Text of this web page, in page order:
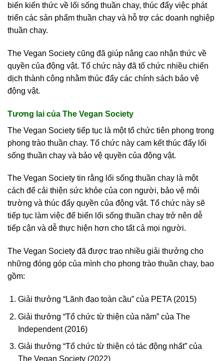
biến kiến thức về lối sống thuần chay, thúc đẩy việc phát
triển các sản phẩm thuần chay và hỗ trợ các doanh nghiệp
thuần chay.
The Vegan Society cũng đã giúp nâng cao nhận thức về
quyền của động vật. Tổ chức này đã tổ chức nhiều chiến
dịch thành công nhằm thúc đẩy các chính sách bảo vệ
động vật.
Tương lai của The Vegan Society
The Vegan Society tiếp tục là một tổ chức tiên phong trong
phong trào thuần chay. Tổ chức này cam kết thúc đẩy lối
sống thuần chay và bảo vệ quyền của động vật.
The Vegan Society tin rằng lối sống thuần chay là một
cách để cải thiện sức khỏe của con người, bảo vệ môi
trường và thúc đẩy quyền của động vật. Tổ chức này sẽ
tiếp tục làm việc để biến lối sống thuần chay trở nên dễ
tiếp cận và dễ thực hiện hơn cho tất cả mọi người.
The Vegan Society đã được trao nhiều giải thưởng cho
những đóng góp của mình cho phong trào thuần chay, bao
gồm:
Giải thưởng “Lãnh đạo toàn cầu” của PETA (2015)
Giải thưởng “Tổ chức từ thiện của năm” của The
Independent (2016)
Giải thưởng “Tổ chức từ thiện có tác động nhất” của
The Vegan Society (2022)